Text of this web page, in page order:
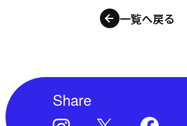
一覧へ戻る
Share